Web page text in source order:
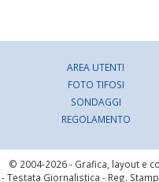
AREA UTENTI
FOTO TIFOSI
SONDAGGI
REGOLAMENTO
© 2004-2026 - Grafica, layout e
- Testata Giornalistica - Reg.